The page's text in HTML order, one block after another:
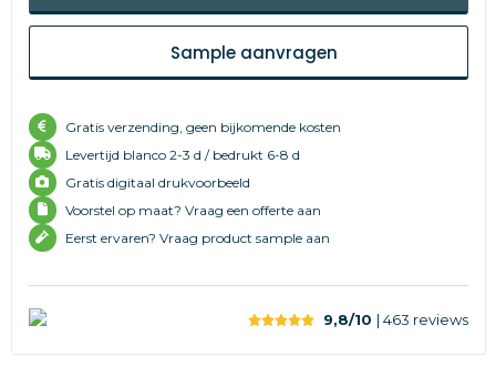
Sample aanvragen
Gratis verzending, geen bijkomende kosten
Levertijd blanco 2-3 d / bedrukt 6-8 d
Gratis digitaal drukvoorbeeld
Voorstel op maat? Vraag een offerte aan
Eerst ervaren? Vraag product sample aan
9,8/10 | 463 reviews